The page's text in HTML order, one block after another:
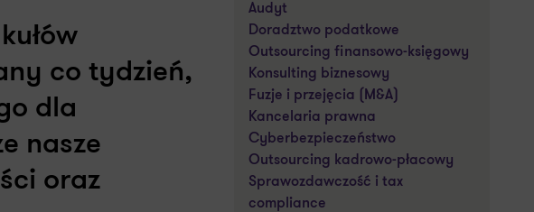
Audyt
Doradztwo podatkowe
Outsourcing finansowo-księgowy
Konsulting biznesowy
Fuzje i przejęcia (M&A)
Kancelaria prawna
Cyberbezpieczeństwo
Outsourcing kadrowo-płacowy
Sprawozdawczość i tax
compliance
co tydzień,
dla
nasze
oraz